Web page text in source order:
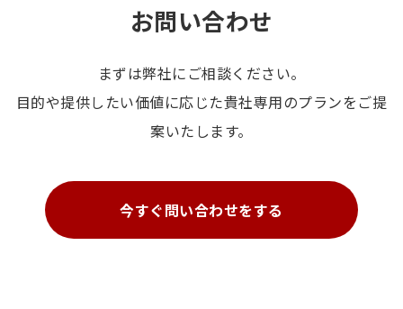
お問い合わせ
まずは弊社にご相談ください。
目的や提供したい価値に応じた貴社専用のプランをご提
案いたします。
今すぐ問い合わせをする